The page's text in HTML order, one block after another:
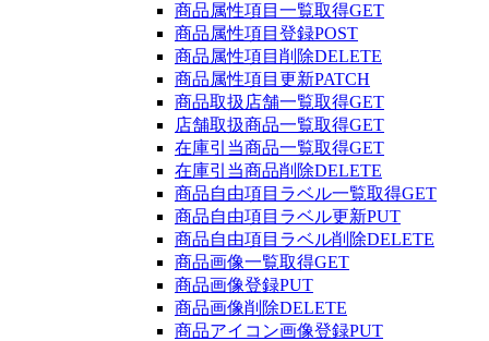
商品属性項目一覧取得GET
商品属性項目登録POST
商品属性項目削除DELETE
商品属性項目更新PATCH
商品取扱店舗一覧取得GET
店舗取扱商品一覧取得GET
在庫引当商品一覧取得GET
在庫引当商品削除DELETE
商品自由項目ラベル一覧取得GET
商品自由項目ラベル更新PUT
商品自由項目ラベル削除DELETE
商品画像一覧取得GET
商品画像登録PUT
商品画像削除DELETE
商品アイコン画像登録PUT